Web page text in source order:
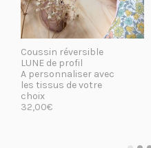
Coussin réversible
LUNE de profil
A personnaliser avec
les tissus de votre
choix
32,00€